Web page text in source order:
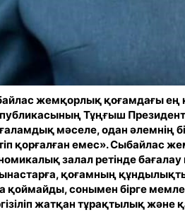
жемқорлық қоғамдағы ең
Тұңғыш
мәселе, одан әлемнің
қорғалған емес». Сыбайлас
залал ретінде
қоғамның
қоймайды, сонымен бірге
жатқан тұрақтылық және